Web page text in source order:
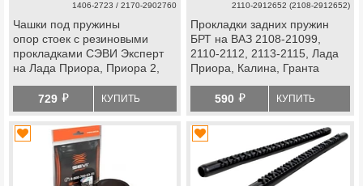
1406-2723 / 2170-2902760
Чашки под пружины
опор стоек с резиновыми
прокладками СЭВИ Эксперт
на Лада Приора, Приора 2,
Гранта fl, datsun
729 й КУПИТЬ
2110-2912652 (2108-2912652)
Прокладки задних пружин
БРТ на ВАЗ 2108-21099,
2110-2112, 2113-2115, Лада
Приора, Калина, Гранта
590 й КУПИТЬ